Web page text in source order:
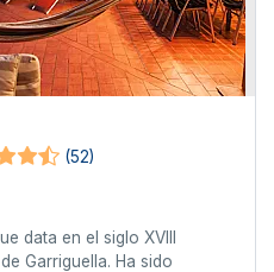
(52)
data en el siglo XVIII
Garriguella. Ha sido